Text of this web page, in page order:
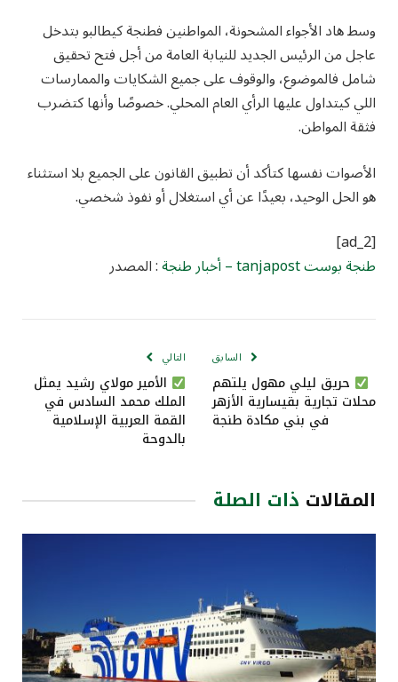
وسط هاد الأجواء المشحونة، المواطنين فطنجة كيطالبو بتدخل
عاجل من الرئيس الجديد للنيابة العامة من أجل فتح تحقيق
شامل فالموضوع، والوقوف على جميع الشكايات والممارسات
اللي كيتداول عليها الرأي العام المحلي. خصوصًا وأنها كتضرب
فثقة المواطن.
الأصوات نفسها كتأكد أن تطبيق القانون على الجميع بلا استثناء
هو الحل الوحيد، بعيدًا عن أي استغلال أو نفوذ شخصي.
[ad_2]
طنجة بوست tanjapost – أخبار طنجة : المصدر
السابق
حريق ليلي مهول يلتهم
محلات تجارية بقيسارية الأزهر
في بني مكادة طنجة
التالي
الأمير مولاي رشيد يمثل
الملك محمد السادس في
القمة العربية الإسلامية
بالدوحة
المقالات ذات الصلة